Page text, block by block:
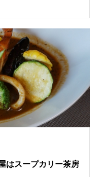
はスープカリー茶房